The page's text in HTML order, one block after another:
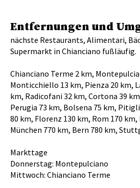
Entfernungen und
nächste Restaurants, Alimentari,
Supermarkt in Chianciano fußläufig.
Chianciano Terme 2 km,
Monticchiello 13 km, Pienza 20 km,
km, Radicofani 32 km, Cortona 39
Perugia 73 km, Bolsena 75 km,
80 km, Florenz 130 km, Rom 170
München 770 km, Bern 780 km,
Markttage
Donnerstag: Montepulciano
Mittwoch: Chianciano Terme